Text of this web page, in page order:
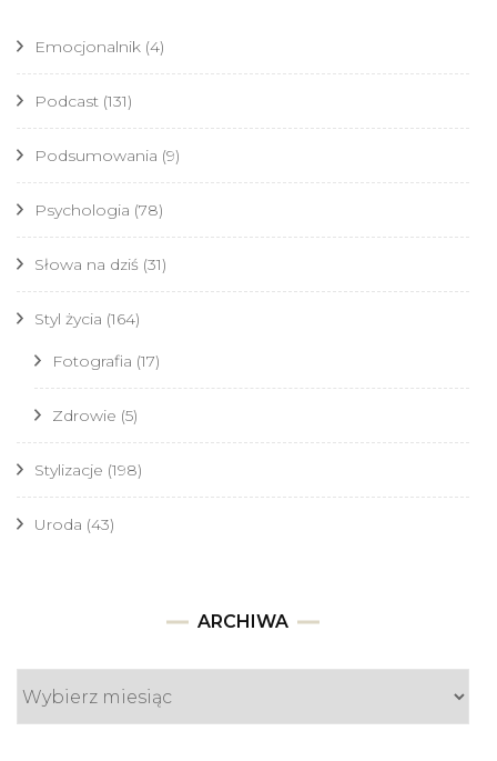
Emocjonalnik (4)
Podcast (131)
Podsumowania (9)
Psychologia (78)
Słowa na dziś (31)
Styl życia (164)
Fotografia (17)
Zdrowie (5)
Stylizacje (198)
Uroda (43)
ARCHIWA
Archiwa